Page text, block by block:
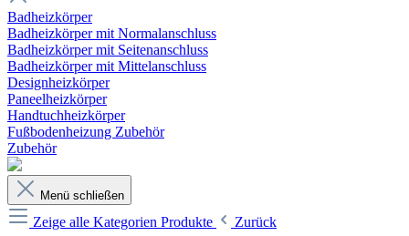
Badheizkörper
Badheizkörper mit Normalanschluss
Badheizkörper mit Seitenanschluss
Badheizkörper mit Mittelanschluss
Designheizkörper
Paneelheizkörper
Handtuchheizkörper
Fußbodenheizung Zubehör
Zubehör
Menü schließen
Zeige alle Kategorien Produkte
Zurück